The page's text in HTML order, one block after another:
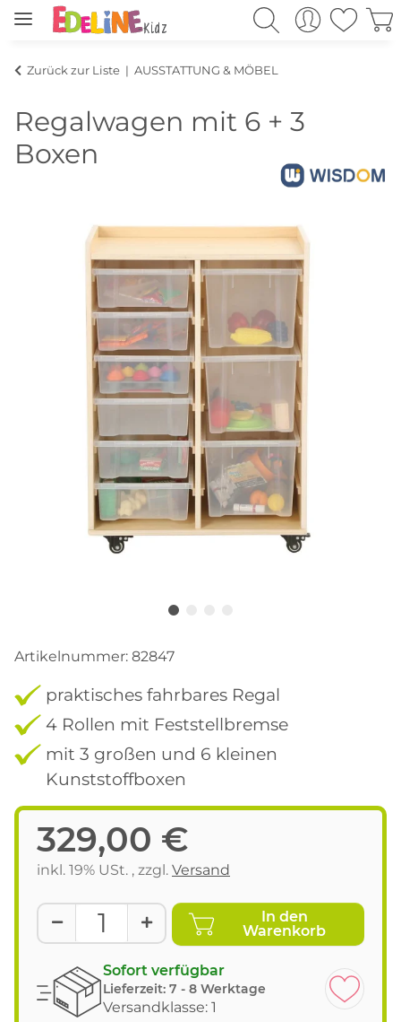
Zurück zur Liste AUSSTATTUNG & MÖBEL
Regalwagen mit 6 + 3
Boxen
Artikelnummer: 82847
praktisches fahrbares Regal
4 Rollen mit Feststellbremse
mit 3 großen und 6 kleinen
Kunststoffboxen
329,00 €
inkl. 19% USt. , zzgl. Versand
In den
Warenkorb
Sofort verfügbar
Lieferzeit: 7 - 8 Werktage
Versandklasse: 1